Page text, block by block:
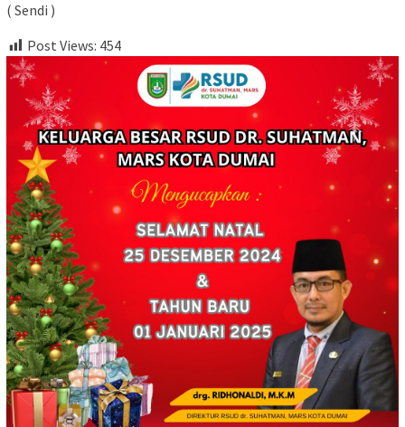
( Sendi )
Post Views: 454